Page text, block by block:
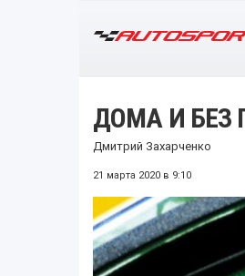
ДОМА И БЕЗ
Дмитрий Захарченко
21 марта 2020 в 9:10